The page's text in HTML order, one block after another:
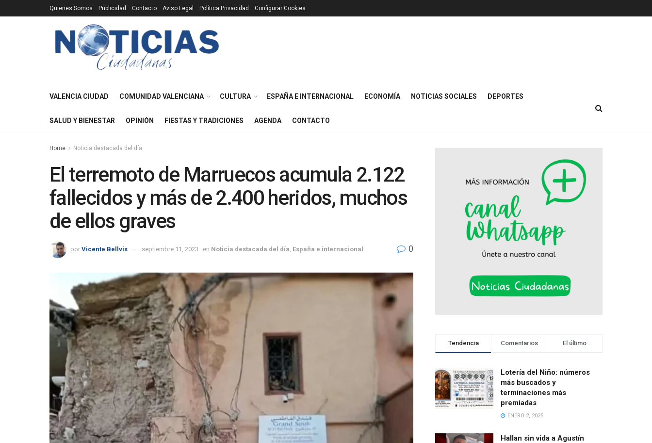
Quienes Somos Publicidad Contacto Aviso Legal Política Privacidad Configurar Cookies
VALENCIA CIUDAD COMUNIDAD VALENCIANA CULTURA ESPAÑA E INTERNACIONAL ECONOMÍA NOTICIAS SOCIALES DEPORTES
SALUD Y BIENESTAR OPINIÓN FIESTAS Y TRADICIONES AGENDA CONTACTO
Home Noticia destacada del día
El terremoto de Marruecos acumula 2.122
fallecidos y más de 2.400 heridos, muchos
de ellos graves
por Vicente Bellvis septiembre 11, 2023 en Noticia destacada del día España e internacional 0
Tendencia Comentarios El último
Lotería del Niño: números
más buscados y
terminaciones más
premiadas
ENERO 2, 2025
Hallan sin vida a Agustín